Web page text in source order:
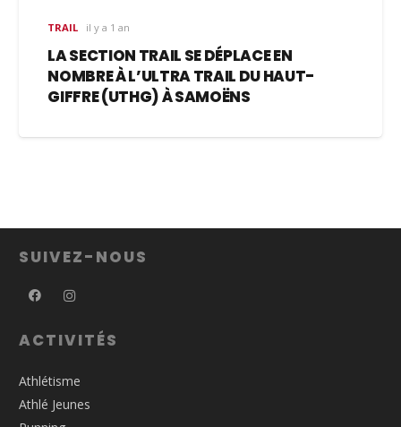
TRAIL il y a 1 an
LA SECTION TRAIL SE DÉPLACE EN
NOMBRE À L’ULTRA TRAIL DU HAUT-
GIFFRE (UTHG) À SAMOËNS
SUIVEZ-NOUS
ACTIVITÉS
Athlétisme
Athlé Jeunes